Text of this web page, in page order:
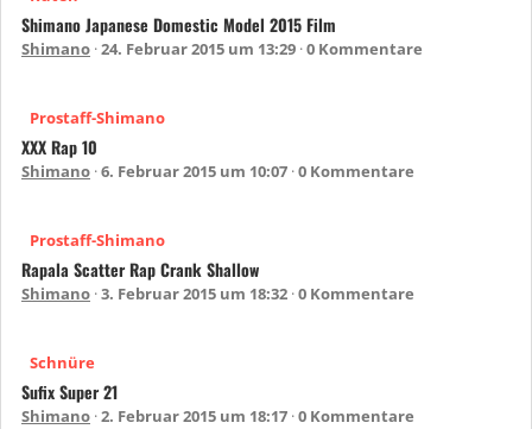
Shimano Japanese Domestic Model 2015 Film
Shimano 24. Februar 2015 um 13:29 0 Kommentare
Prostaff-Shimano
XXX Rap 10
Shimano 6. Februar 2015 um 10:07 0 Kommentare
Prostaff-Shimano
Rapala Scatter Rap Crank Shallow
Shimano 3. Februar 2015 um 18:32 0 Kommentare
Schnüre
Sufix Super 21
Shimano 2. Februar 2015 um 18:17 0 Kommentare